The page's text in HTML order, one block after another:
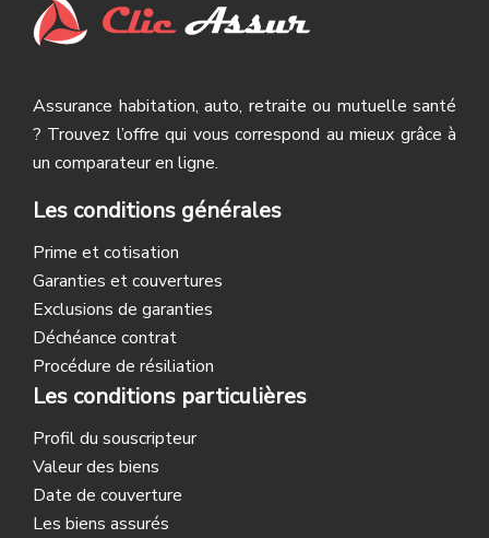
Assurance habitation, auto, retraite ou mutuelle santé
? Trouvez l’offre qui vous correspond au mieux grâce à
un comparateur en ligne.
Les conditions générales
Prime et cotisation
Garanties et couvertures
Exclusions de garanties
Déchéance contrat
Procédure de résiliation
Les conditions particulières
Profil du souscripteur
Valeur des biens
Date de couverture
Les biens assurés